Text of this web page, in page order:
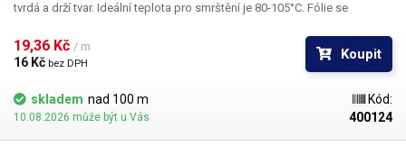
tvrdá a drží tvar. Ideální teplota pro smrštění je 80-105°C. Fólie se
průměr. Tím jsou předměty uvnitř folie účinně elektricky izolovány od
okolí a ochráněny před mechanickým poškozením. Smršťovací PVC
rukáv je hojně využíván při výrobě akumulátorových bloků do ručního
nářadí, RC modelů a nouzových svítidel, jako návlečka na hrdle např.
vinných lahví k ochraně korkové zátky nebo jako izolace pro nejrůznější
elektronické komponenty: zdroje, PWM regulátory apod.
je za 1m.Pro snadné a rychlé smrštění fólie doporučujeme
19,36 Kč / m
16 Kč bez DPH
Koupit
skladem nad 100 m
10.08.2026 může být u Vás
Kód:
400124